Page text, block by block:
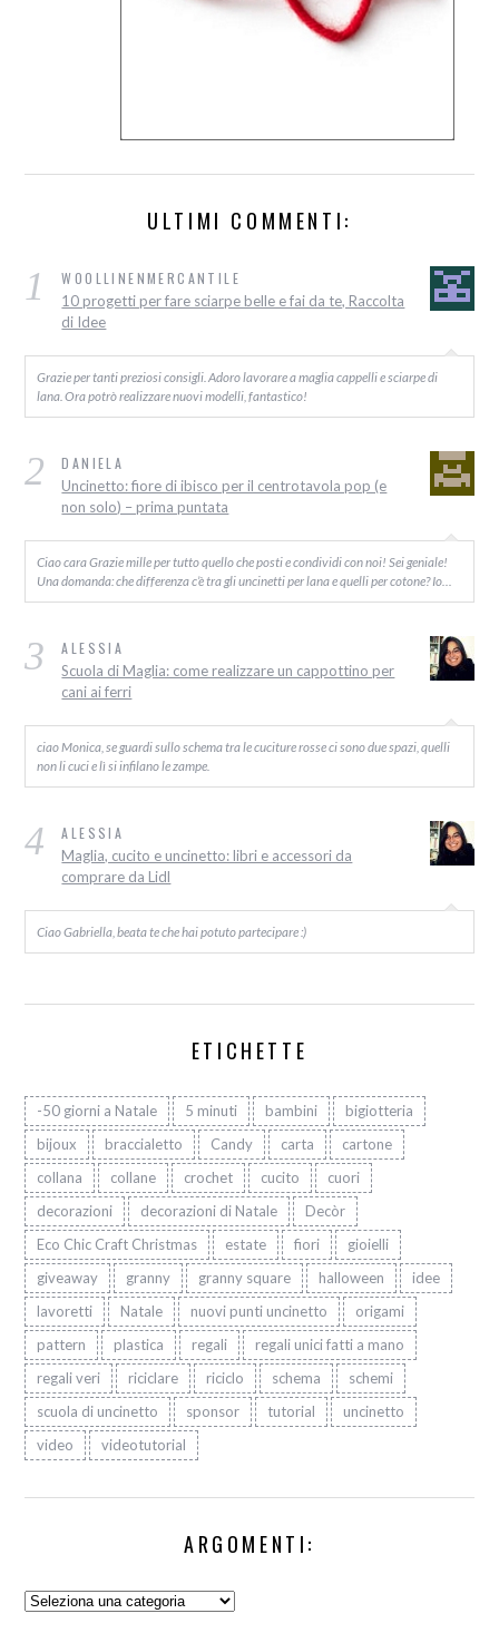
ULTIMI COMMENTI:
1 WOOLLINENMERCANTILE
10 progetti per fare sciarpe belle e fai da te, Raccolta
di Idee
Grazie per tanti preziosi consigli. Adoro lavorare a maglia cappelli e sciarpe di
lana. Ora potrò realizzare nuovi modelli, fantastico!
2 DANIELA
Uncinetto: fiore di ibisco per il centrotavola pop (e
non solo) – prima puntata
Ciao cara Grazie mille per tutto quello che posti e condividi con noi! Sei geniale!
Una domanda: che differenza c’è tra gli uncinetti per lana e quelli per cotone? Io…
3 ALESSIA
Scuola di Maglia: come realizzare un cappottino per
cani ai ferri
ciao Monica, se guardi sullo schema tra le cuciture rosse ci sono due spazi, quelli
non li cuci e lì si infilano le zampe.
4 ALESSIA
Maglia, cucito e uncinetto: libri e accessori da
comprare da Lidl
Ciao Gabriella, beata te che hai potuto partecipare :)
ETICHETTE
-50 giorni a Natale 5 minuti bambini
bigiotteria
bijoux
braccialetto Candy carta
cartone
collana
collane crochet cucito
cuori
decorazioni
decorazioni di Natale
Decòr
Eco Chic Craft Christmas
estate fiori
gioielli
giveaway
granny granny square halloween
idee
lavoretti
Natale nuovi punti uncinetto
origami
pattern
plastica regali
regali unici fatti a mano
regali veri
riciclare riciclo schema
schemi
scuola di uncinetto
sponsor tutorial
uncinetto
video
videotutorial
ARGOMENTI:
Argomenti: